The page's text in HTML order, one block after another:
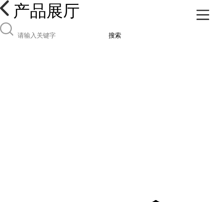
产品展厅
搜索